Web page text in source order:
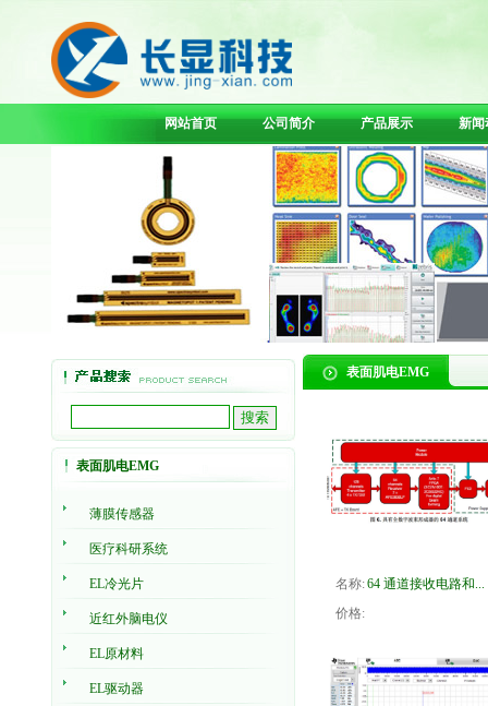
网站首页 公司简介 产品展示 新闻
表面肌电EMG
薄膜传感器
医疗科研系统
EL冷光片
近红外脑电仪
EL原材料
EL驱动器
表面肌电EMG
名称:64 通道接收电路和...
价格: